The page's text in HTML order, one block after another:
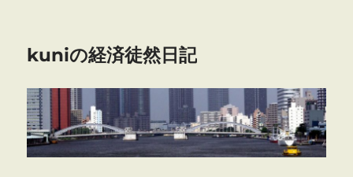
kuniの経済徒然日記